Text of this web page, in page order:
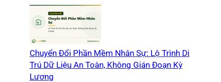
Chuyển Đổi Phần Mềm Nhân Sự: Lộ Trình Di
Trú Dữ Liệu An Toàn, Không Gián Đoạn Kỳ
Lương